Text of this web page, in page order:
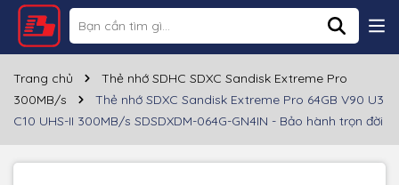
Trang chủ
Thẻ nhớ SDHC SDXC Sandisk Extreme Pro
300MB/s
Thẻ nhớ SDXC Sandisk Extreme Pro 64GB V90 U3
C10 UHS-II 300MB/s SDSDXDM-064G-GN4IN - Bảo hành trọn đời
Thông số kỹ thuật
Thương hiệu SANDISK
Loại thẻ SDXC